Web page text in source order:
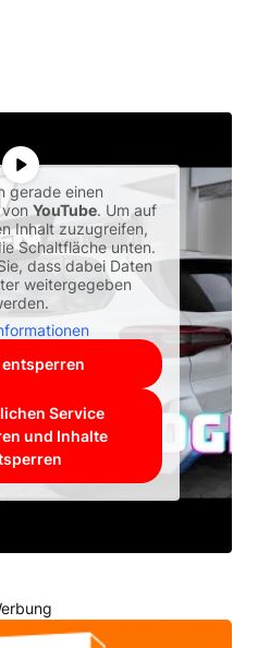
gerade einen
vonYouTube. Um auf
Inhalt zuzugreifen,
Schaltfläche unten.
dass dabei Daten
weitergegeben
Service
und Inhalte